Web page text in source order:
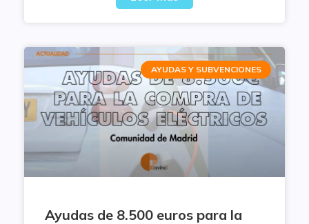
AYUDAS Y SUBVENCIONES
Ayudas de 8.500 euros para la